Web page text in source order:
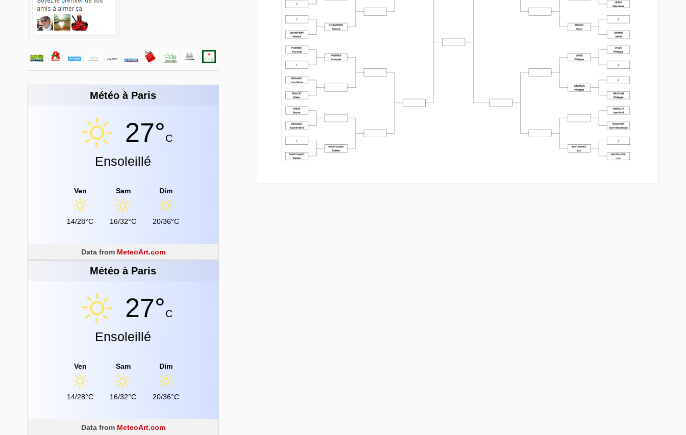
Météo à Paris
27°C
Ensoleillé
Ven
14/28°C
Sam
16/32°C
Dim
20/36°C
Data from MeteoArt.com
Météo à Paris
27°C
Ensoleillé
Ven
14/28°C
Sam
16/32°C
Dim
20/36°C
Data from MeteoArt.com